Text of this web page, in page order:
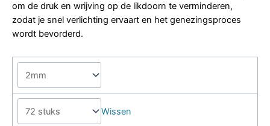
om de druk en wrijving op de likdoorn te verminderen,
zodat je snel verlichting ervaart en het genezingsproces
wordt bevorderd.
Wissen